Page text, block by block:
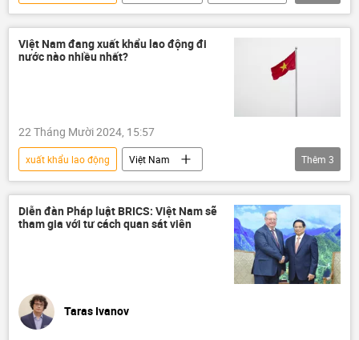
Nhật Bản
luật lao động
người lao động
năng suất lao động
Việt Nam đang xuất khẩu lao động đi
nước nào nhiều nhất?
22 Tháng Mười 2024, 15:57
xuất khẩu lao động
Việt Nam
Bộ Lao động - Thương binh và Xã hội
Thế giới
Chính trị
Thêm 3
Diễn đàn Pháp luật BRICS: Việt Nam sẽ
tham gia với tư cách quan sát viên
Taras Ivanov